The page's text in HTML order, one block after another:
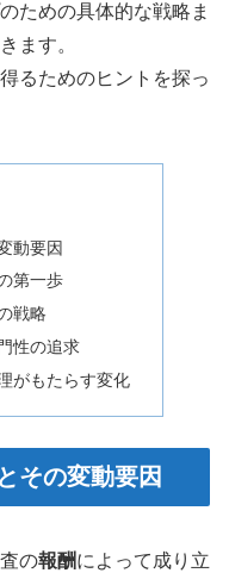
ための具体的な戦略ま
ます。
るためのヒントを探っ
動要因
第一歩
戦略
性の追求
がもたらす変化
その変動要因
の報酬によって成り立